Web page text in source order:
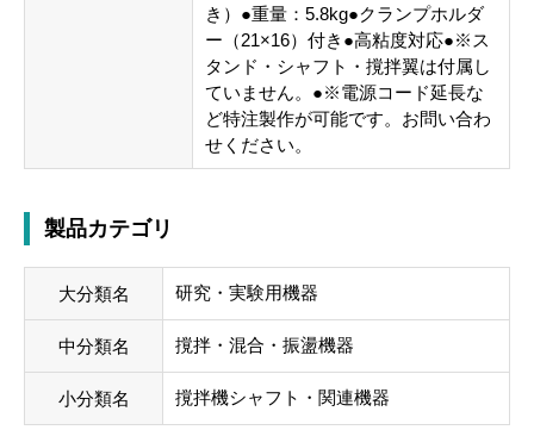
き）●重量：5.8kg●クランプホルダ
ー（21×16）付き●高粘度対応●※ス
タンド・シャフト・撹拌翼は付属し
ていません。●※電源コード延長な
ど特注製作が可能です。お問い合わ
せください。
製品カテゴリ
大分類名 研究・実験用機器
中分類名 撹拌・混合・振盪機器
小分類名 撹拌機シャフト・関連機器